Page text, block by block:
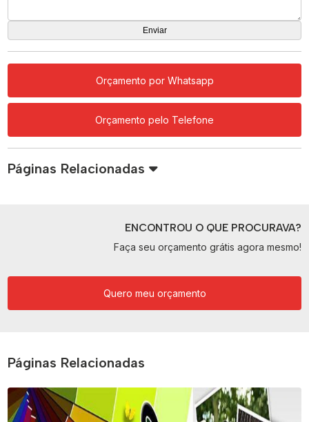
Orçamento por Whatsapp
Orçamento pelo Telefone
Páginas Relacionadas
ENCONTROU O QUE PROCURAVA?
Faça seu orçamento grátis agora mesmo!
Quero meu orçamento
Páginas Relacionadas